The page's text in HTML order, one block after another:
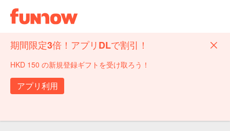
期間限定3倍！アプリDLで割引！
HKD 150 の新規登録ギフトを受け取ろう！
アプリ利用